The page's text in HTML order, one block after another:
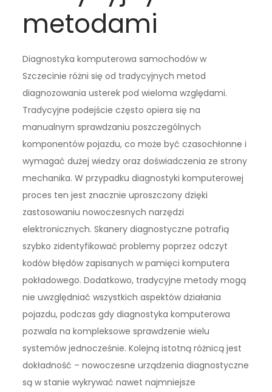
metodami
Diagnostyka komputerowa samochodów w
Szczecinie różni się od tradycyjnych metod
diagnozowania usterek pod wieloma względami.
Tradycyjne podejście często opiera się na
manualnym sprawdzaniu poszczególnych
komponentów pojazdu, co może być czasochłonne i
wymagać dużej wiedzy oraz doświadczenia ze strony
mechanika. W przypadku diagnostyki komputerowej
proces ten jest znacznie uproszczony dzięki
zastosowaniu nowoczesnych narzędzi
elektronicznych. Skanery diagnostyczne potrafią
szybko zidentyfikować problemy poprzez odczyt
kodów błędów zapisanych w pamięci komputera
pokładowego. Dodatkowo, tradycyjne metody mogą
nie uwzględniać wszystkich aspektów działania
pojazdu, podczas gdy diagnostyka komputerowa
pozwala na kompleksowe sprawdzenie wielu
systemów jednocześnie. Kolejną istotną różnicą jest
dokładność – nowoczesne urządzenia diagnostyczne
są w stanie wykrywać nawet najmniejsze